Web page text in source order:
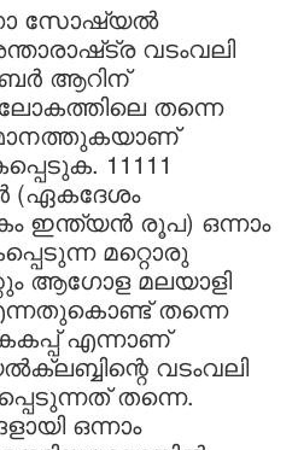
സോഷ്യൽ
വടംവലി
ആറിന്
തന്നെ
11111
(ഏകദേശം
ഇന്ത്യൻ രൂപ) ഒന്നാം
മറ്റൊരു
ആഗോള മലയാളി
തന്നെ
എന്നാണ്
വടംവലി
തന്നെ.
ഒന്നാം